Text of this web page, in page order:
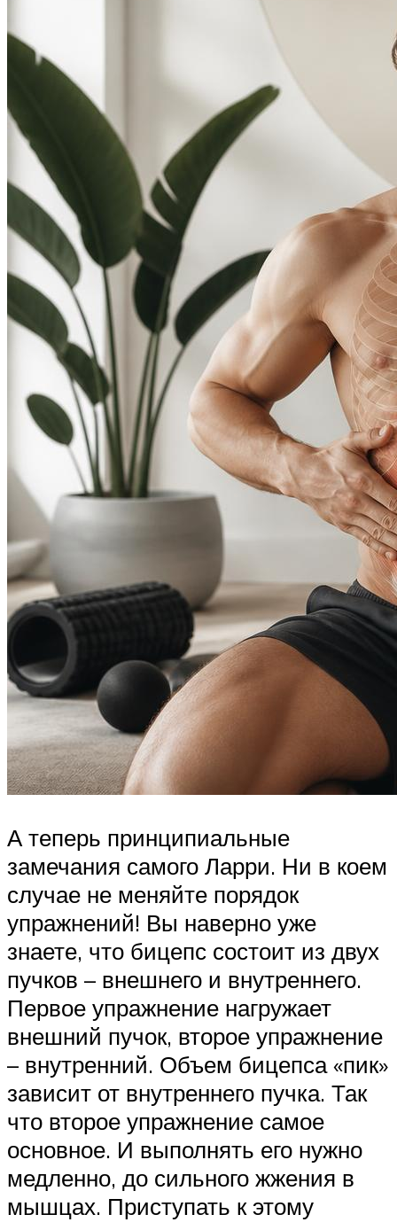
А теперь принципиальные
замечания самого Ларри. Ни в коем
случае не меняйте порядок
упражнений! Вы наверно уже
знаете, что бицепс состоит из двух
пучков – внешнего и внутреннего.
Первое упражнение нагружает
внешний пучок, второе упражнение
– внутренний. Объем бицепса «пик»
зависит от внутреннего пучка. Так
что второе упражнение самое
основное. И выполнять его нужно
медленно, до сильного жжения в
мышцах. Приступать к этому